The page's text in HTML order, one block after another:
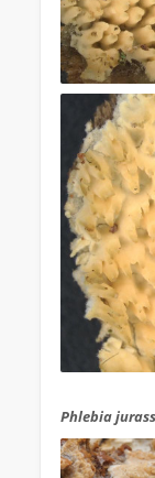
Phlebia